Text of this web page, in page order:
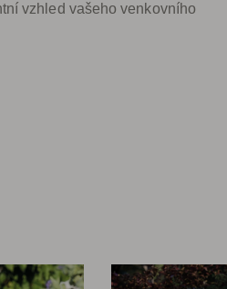
vzhled vašeho venkovního